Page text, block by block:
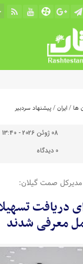
ها/ایران/پیشنهاد سردبیر
08 ژوئن 2026 - 13:40
0 دیدگاه
مدیرکل صمت گیلان:
دریافت
معرفی شدند